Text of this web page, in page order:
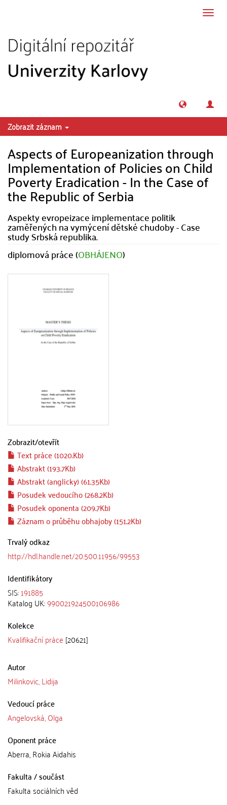
Zobrazit záznam
Aspects of Europeanization through
Implementation of Policies on Child
Poverty Eradication - In the Case of
the Republic of Serbia
Aspekty evropeizace implementace politik
zaměřených na vymýcení dětské chudoby - Case
study Srbská republika.
diplomová práce (OBHÁJENO)
Zobrazit/otevřít
Text práce (1020.Kb)
Abstrakt (193.7Kb)
Abstrakt (anglicky) (61.35Kb)
Posudek vedoucího (268.2Kb)
Posudek oponenta (209.7Kb)
Záznam o průběhu obhajoby (151.2Kb)
Trvalý odkaz
http://hdl.handle.net/20.500.11956/99553
Identifikátory
SIS:191885
Katalog UK:990021924500106986
Kolekce
Kvalifikační práce [20621]
Autor
Milinkovic, Lidija
Vedoucí práce
Angelovská, Olga
Oponent práce
Aberra, Rokia Aidahis
Fakulta / součást
Fakulta sociálních věd